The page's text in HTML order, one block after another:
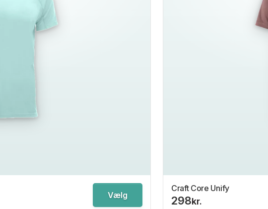
Vælg
Craft Core Unify
298kr.